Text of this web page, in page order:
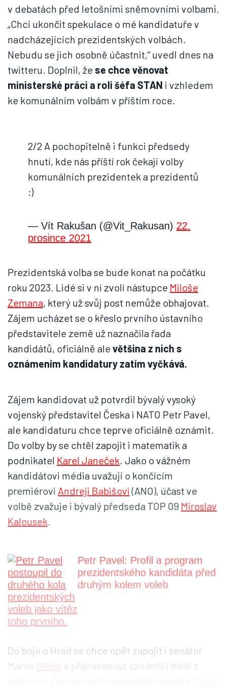
v debatách před letošními sněmovními volbami.
„Chci ukončit spekulace o mé kandidatuře v
nadcházejících prezidentských volbách.
Nebudu se jich osobně účastnit,“ uvedl dnes na
twitteru. Doplnil, že se chce věnovat
ministerské práci a roli šéfa STAN i vzhledem
ke komunálním volbám v příštím roce.
2/2 A pochopitelně i funkci předsedy
hnutí, kde nás příští rok čekají volby
komunálních prezidentek a prezidentů
:)
— Vít Rakušan (@Vit_Rakusan) 22.
prosince 2021
Prezidentská volba se bude konat na počátku
roku 2023. Lidé si v ní zvolí nástupce Miloše
Zemana, který už svůj post nemůže obhajovat.
Zájem ucházet se o křeslo prvního ústavního
představitele země už naznačila řada
kandidátů, oficiálně alevětšina z nich s
oznámením kandidatury zatím vyčkává.
Zájem kandidovat už potvrdil bývalý vysoký
vojenský představitel Česka i NATO Petr Pavel,
ale kandidaturu chce teprve oficiálně oznámit.
Do volby by se chtěl zapojit i matematik a
podnikatel Karel Janeček. Jako o vážném
kandidátovi média uvažují o končícím
premiérovi Andreji Babišovi(ANO), účast ve
volbě zvažuje i bývalý předseda TOP 09 Miroslav
Kalousek.
Petr Pavel: Profil a program
prezidentského kandidáta před
druhým kolem voleb
Do boje o Hrad se chce opět zapojit i senátor
Marek Hilšer a připravenost oznámil i další z